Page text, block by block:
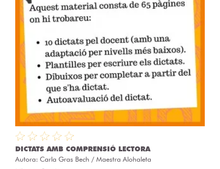
DICTATS AMB COMPRENSIÓ LECTORA
Autora: Carla Gras Bech / Maestra Alohaleta